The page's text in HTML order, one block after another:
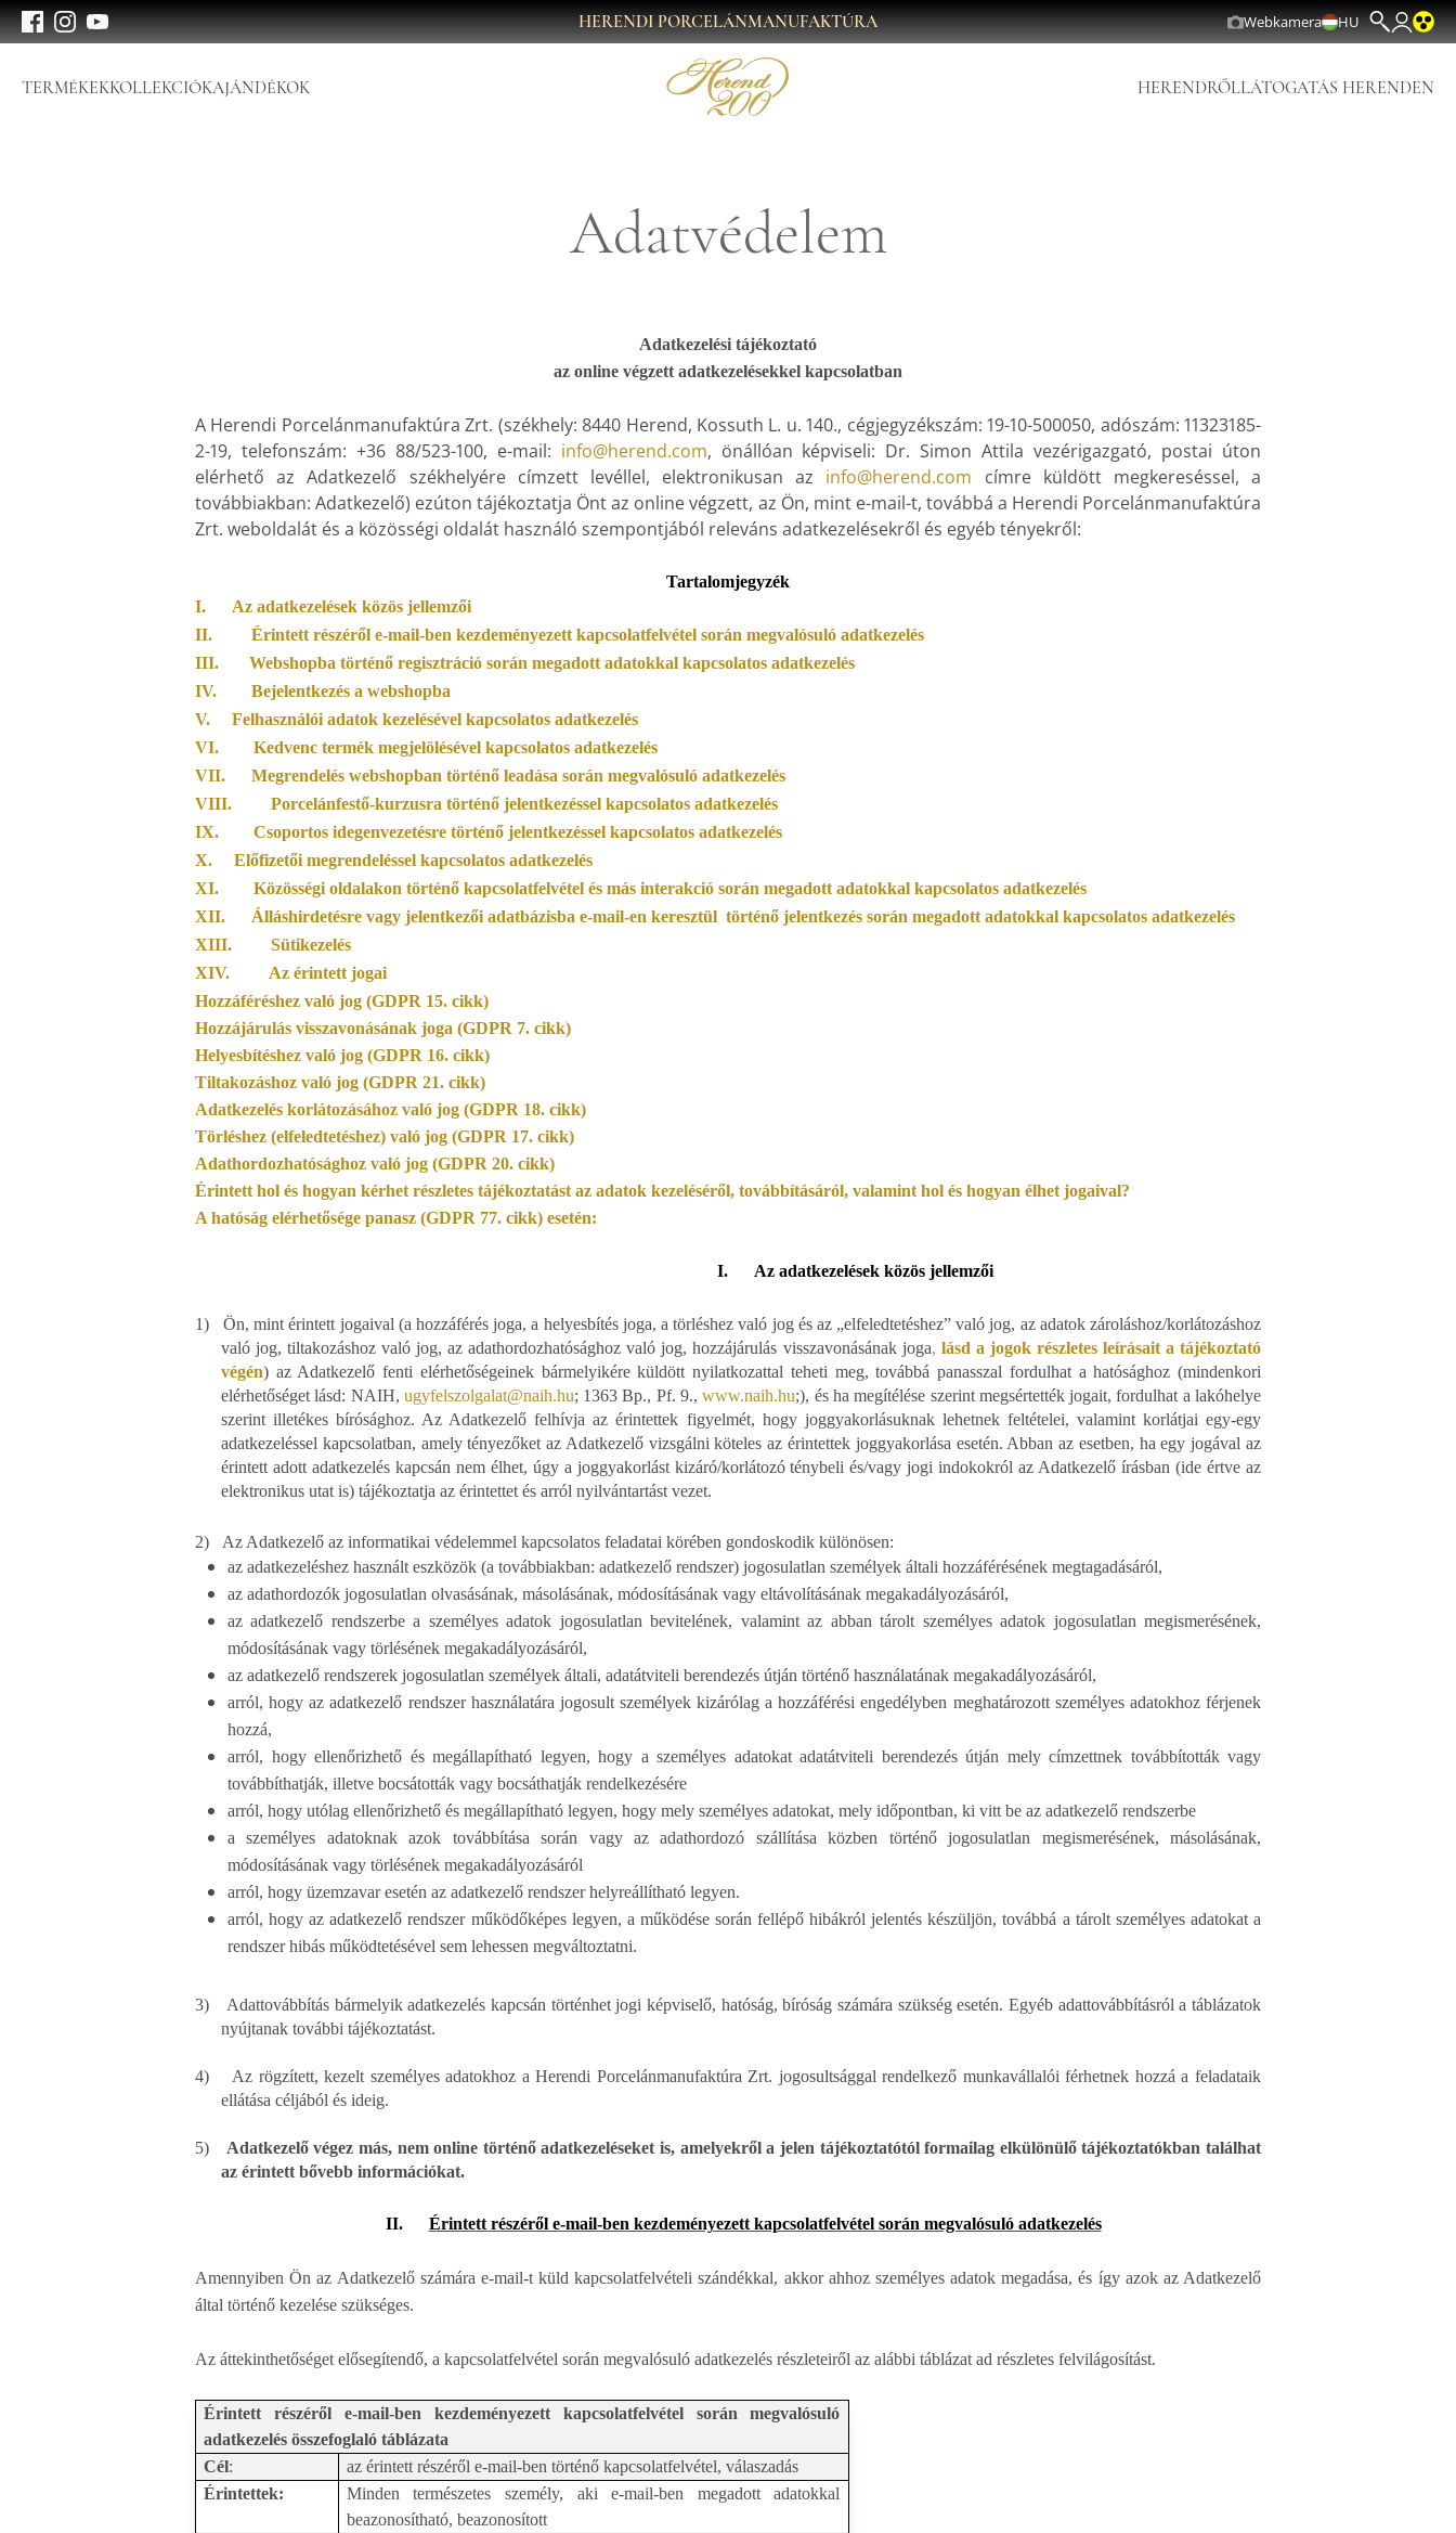
HERENDI PORCELÁNMANUFAKTÚRA Webkamera HU
TERMÉKEKKOLLEKCIÓKAJÁNDÉKOK HERENDRŐLLÁTOGATÁS HERENDEN
Adatvédelem
Adatkezelési tájékoztató
az online végzett adatkezelésekkel kapcsolatban
A Herendi Porcelánmanufaktúra Zrt. (székhely: 8440 Herend, Kossuth L. u. 140., cégjegyzékszám: 19-10-500050, adószám: 11323185-
2-19, telefonszám: +36 88/523-100, e-mail: info@herend.com, önállóan képviseli: Dr. Simon Attila vezérigazgató, postai úton
elérhető az Adatkezelő székhelyére címzett levéllel, elektronikusan az info@herend.com címre küldött megkereséssel, a
továbbiakban: Adatkezelő) ezúton tájékoztatja Önt az online végzett, az Ön, mint e-mail-t, továbbá a Herendi Porcelánmanufaktúra
Zrt. weboldalát és a közösségi oldalát használó szempontjából releváns adatkezelésekről és egyéb tényekről:
Tartalomjegyzék
I.
Az adatkezelések közös jellemzői
II.
Érintett részéről e-mail-ben kezdeményezett kapcsolatfelvétel során megvalósuló adatkezelés
III.
Webshopba történő regisztráció során megadott adatokkal kapcsolatos adatkezelés
IV.
Bejelentkezés a webshopba
V.
Felhasználói adatok kezelésével kapcsolatos adatkezelés
VI.
Kedvenc termék megjelölésével kapcsolatos adatkezelés
VII.
Megrendelés webshopban történő leadása során megvalósuló adatkezelés
VIII.
Porcelánfestő-kurzusra történő jelentkezéssel kapcsolatos adatkezelés
IX.
Csoportos idegenvezetésre történő jelentkezéssel kapcsolatos adatkezelés
X.
Előfizetői megrendeléssel kapcsolatos adatkezelés
XI.
Közösségi oldalakon történő kapcsolatfelvétel és más interakció során megadott adatokkal kapcsolatos adatkezelés
XII.
Álláshirdetésre vagy jelentkezői adatbázisba e-mail-en keresztül történő jelentkezés során megadott adatokkal kapcsolatos adatkezelés
XIII.
Sütikezelés
XIV.
Az érintett jogai
Hozzáféréshez való jog (GDPR 15. cikk)
Hozzájárulás visszavonásának joga (GDPR 7. cikk)
Helyesbítéshez való jog (GDPR 16. cikk)
Tiltakozáshoz való jog (GDPR 21. cikk)
Adatkezelés korlátozásához való jog (GDPR 18. cikk)
Törléshez (elfeledtetéshez) való jog (GDPR 17. cikk)
Adathordozhatósághoz való jog (GDPR 20. cikk)
Érintett hol és hogyan kérhet részletes tájékoztatást az adatok kezeléséről, továbbításáról, valamint hol és hogyan élhet jogaival?
A hatóság elérhetősége panasz (GDPR 77. cikk) esetén:
I. Az adatkezelések közös jellemzői
1)
Ön, mint érintett jogaival (a hozzáférés joga, a helyesbítés joga, a törléshez való jog és az „elfeledtetéshez” való jog, az adatok zároláshoz/korlátozáshoz
való jog, tiltakozáshoz való jog, az adathordozhatósághoz való jog, hozzájárulás visszavonásának joga, lásd a jogok részletes leírásait a tájékoztató
végén) az Adatkezelő fenti elérhetőségeinek bármelyikére küldött nyilatkozattal teheti meg, továbbá panasszal fordulhat a hatósághoz (mindenkori
elérhetőséget lásd: NAIH, ugyfelszolgalat@naih.hu; 1363 Bp., Pf. 9.,www.naih.hu;), és ha megítélése szerint megsértették jogait, fordulhat a lakóhelye
szerint illetékes bírósághoz. Az Adatkezelő felhívja az érintettek figyelmét, hogy joggyakorlásuknak lehetnek feltételei, valamint korlátjai egy-egy
adatkezeléssel kapcsolatban, amely tényezőket az Adatkezelő vizsgálni köteles az érintettek joggyakorlása esetén. Abban az esetben, ha egy jogával az
érintett adott adatkezelés kapcsán nem élhet, úgy a joggyakorlást kizáró/korlátozó ténybeli és/vagy jogi indokokról az Adatkezelő írásban (ide értve az
elektronikus utat is) tájékoztatja az érintettet és arról nyilvántartást vezet.
2)
Az Adatkezelő az informatikai védelemmel kapcsolatos feladatai körében gondoskodik különösen:
az adatkezeléshez használt eszközök (a továbbiakban: adatkezelő rendszer) jogosulatlan személyek általi hozzáférésének megtagadásáról,
az adathordozók jogosulatlan olvasásának, másolásának, módosításának vagy eltávolításának megakadályozásáról,
az adatkezelő rendszerbe a személyes adatok jogosulatlan bevitelének, valamint az abban tárolt személyes adatok jogosulatlan megismerésének,
módosításának vagy törlésének megakadályozásáról,
az adatkezelő rendszerek jogosulatlan személyek általi, adatátviteli berendezés útján történő használatának megakadályozásáról,
arról, hogy az adatkezelő rendszer használatára jogosult személyek kizárólag a hozzáférési engedélyben meghatározott személyes adatokhoz férjenek
hozzá,
arról, hogy ellenőrizhető és megállapítható legyen, hogy a személyes adatokat adatátviteli berendezés útján mely címzettnek továbbították vagy
továbbíthatják, illetve bocsátották vagy bocsáthatják rendelkezésére
arról, hogy utólag ellenőrizhető és megállapítható legyen, hogy mely személyes adatokat, mely időpontban, ki vitt be az adatkezelő rendszerbe
a személyes adatoknak azok továbbítása során vagy az adathordozó szállítása közben történő jogosulatlan megismerésének, másolásának,
módosításának vagy törlésének megakadályozásáról
arról, hogy üzemzavar esetén az adatkezelő rendszer helyreállítható legyen.
arról, hogy az adatkezelő rendszer működőképes legyen, a működése során fellépő hibákról jelentés készüljön, továbbá a tárolt személyes adatokat a
rendszer hibás működtetésével sem lehessen megváltoztatni.
3)
Adattovábbítás bármelyik adatkezelés kapcsán történhet jogi képviselő, hatóság, bíróság számára szükség esetén. Egyéb adattovábbításról a táblázatok
nyújtanak további tájékoztatást.
4)
Az rögzített, kezelt személyes adatokhoz a Herendi Porcelánmanufaktúra Zrt. jogosultsággal rendelkező munkavállalói férhetnek hozzá a feladataik
ellátása céljából és ideig.
5)
Adatkezelő végez más, nem online történő adatkezeléseket is, amelyekről a jelen tájékoztatótól formailag elkülönülő tájékoztatókban találhat
az érintett bővebb információkat.
II. Érintett részéről e-mail-ben kezdeményezett kapcsolatfelvétel során megvalósuló adatkezelés
Amennyiben Ön az Adatkezelő számára e-mail-t küld kapcsolatfelvételi szándékkal, akkor ahhoz személyes adatok megadása, és így azok az Adatkezelő
által történő kezelése szükséges.
Az áttekinthetőséget elősegítendő, a kapcsolatfelvétel során megvalósuló adatkezelés részleteiről az alábbi táblázat ad részletes felvilágosítást.
Érintett részéről e-mail-ben kezdeményezett kapcsolatfelvétel során megvalósuló
adatkezelés összefoglaló táblázata
Cél:
az érintett részéről e-mail-ben történő kapcsolatfelvétel, válaszadás
Érintettek:
Minden természetes személy, aki e-mail-ben megadott adatokkal
beazonosítható, beazonosított